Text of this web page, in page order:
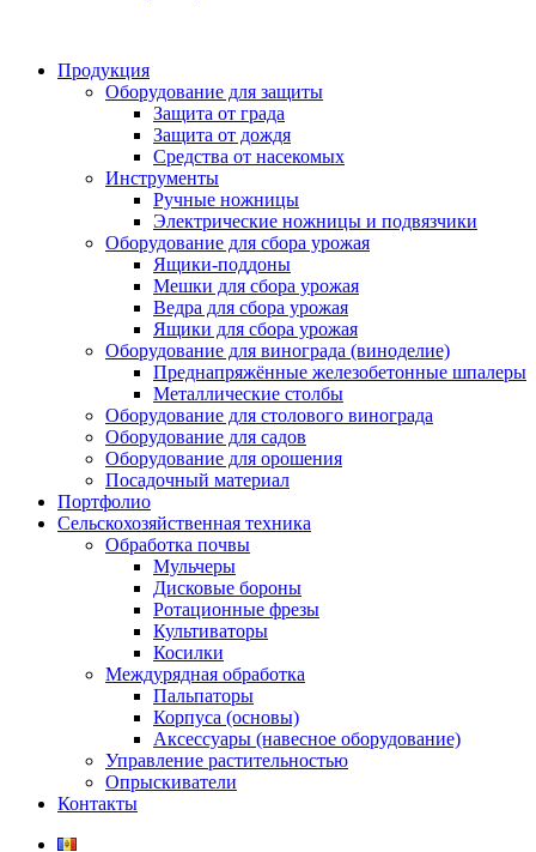
Продукция
Оборудование для защиты
Защита от града
Защита от дождя
Средства от насекомых
Инструменты
Ручные ножницы
Электрические ножницы и подвязчики
Оборудование для сбора урожая
Ящики-поддоны
Мешки для сбора урожая
Ведра для сбора урожая
Ящики для сбора урожая
Оборудование для винограда (виноделие)
Преднапряжённые железобетонные шпалеры
Металлические столбы
Оборудование для столового винограда
Оборудование для садов
Оборудование для орошения
Посадочный материал
Портфолио
Сельскохозяйственная техника
Обработка почвы
Мульчеры
Дисковые бороны
Ротационные фрезы
Культиваторы
Косилки
Междурядная обработка
Пальпаторы
Корпуса (основы)
Аксессуары (навесное оборудование)
Управление растительностью
Опрыскиватели
Контакты